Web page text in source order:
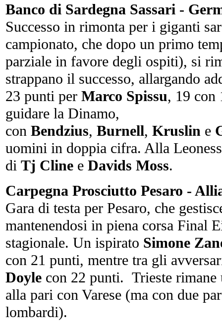
Banco di Sardegna Sassari -
Successo in rimonta per i giganti
campionato, che dopo un primo
parziale in favore degli ospiti), si
strappano il successo, allargando
23 punti per Marco Spissu, 19 con
guidare la Dinamo,
con Bendzius, Burnell, Kruslin e
uomini in doppia cifra. Alla
di Tj Cline e Davids Moss.
Carpegna Prosciutto Pesaro -
Gara di testa per Pesaro, che
mantenendosi in piena corsa Final
stagionale. Un ispirato Simone
con 21 punti, mentre tra gli
Doyle con 22 punti. Trieste
alla pari con Varese (ma con due
lombardi).